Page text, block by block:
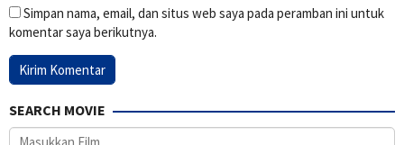
Simpan nama, email, dan situs web saya pada peramban ini untuk
komentar saya berikutnya.
SEARCH MOVIE